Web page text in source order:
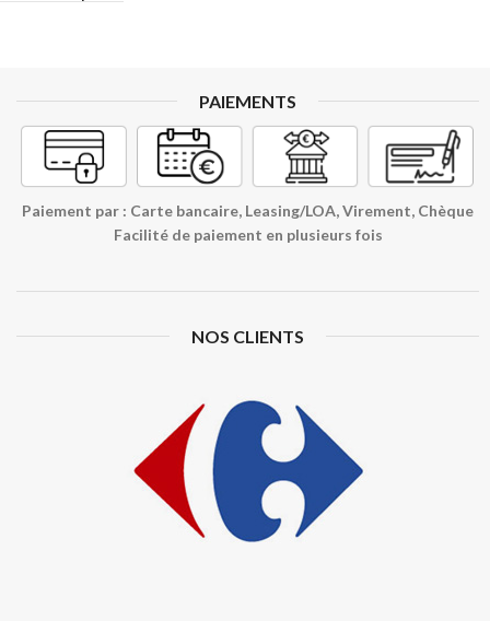
PAIEMENTS
Paiement par : Carte bancaire, Leasing/LOA, Virement, Chèque
Facilité de paiement en plusieurs fois
NOS CLIENTS